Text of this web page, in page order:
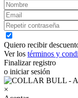
Quiero recibir
Ver los términos y
Finalizar registro
o iniciar sesión
×